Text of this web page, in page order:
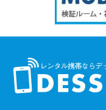
レンタルスマホには
あります。 例えば、
検証用にスマホのレ
相談ください。